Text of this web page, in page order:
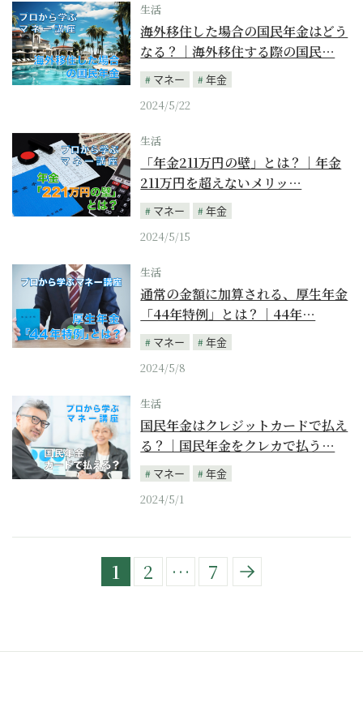
生活
海外移住した場合の国民年金はどう
なる？｜海外移住する際の国民…
マネー
年金
2024/5/22
生活
「年金211万円の壁」とは？｜年金
211万円を超えないメリッ…
マネー
年金
2024/5/15
生活
通常の金額に加算される、厚生年金
「44年特例」とは？｜44年…
マネー
年金
2024/5/8
生活
国民年金はクレジットカードで払え
る？｜国民年金をクレカで払う…
マネー
年金
2024/5/1
1 2 … 7